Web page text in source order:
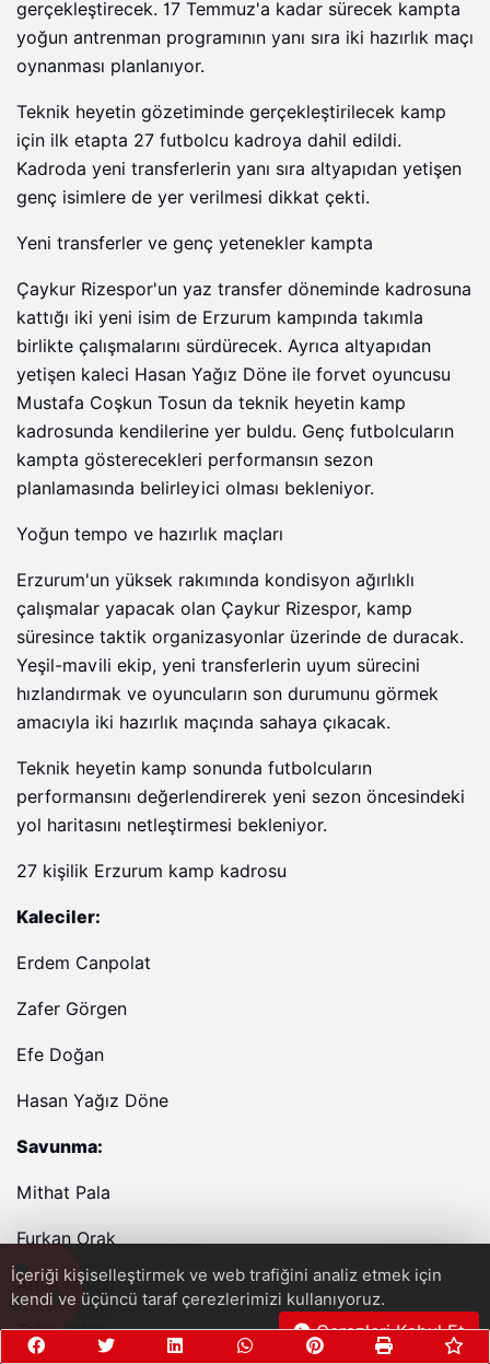
gerçekleştirecek. 17 Temmuz'a kadar sürecek kampta
yoğun antrenman programının yanı sıra iki hazırlık maçı
oynanması planlanıyor.
Teknik heyetin gözetiminde gerçekleştirilecek kamp
için ilk etapta 27 futbolcu kadroya dahil edildi.
Kadroda yeni transferlerin yanı sıra altyapıdan yetişen
genç isimlere de yer verilmesi dikkat çekti.
Yeni transferler ve genç yetenekler kampta
Çaykur Rizespor'un yaz transfer döneminde kadrosuna
kattığı iki yeni isim de Erzurum kampında takımla
birlikte çalışmalarını sürdürecek. Ayrıca altyapıdan
yetişen kaleci Hasan Yağız Döne ile forvet oyuncusu
Mustafa Coşkun Tosun da teknik heyetin kamp
kadrosunda kendilerine yer buldu. Genç futbolcuların
kampta gösterecekleri performansın sezon
planlamasında belirleyici olması bekleniyor.
Yoğun tempo ve hazırlık maçları
Erzurum'un yüksek rakımında kondisyon ağırlıklı
çalışmalar yapacak olan Çaykur Rizespor, kamp
süresince taktik organizasyonlar üzerinde de duracak.
Yeşil-mavili ekip, yeni transferlerin uyum sürecini
hızlandırmak ve oyuncuların son durumunu görmek
amacıyla iki hazırlık maçında sahaya çıkacak.
Teknik heyetin kamp sonunda futbolcuların
performansını değerlendirerek yeni sezon öncesindeki
yol haritasını netleştirmesi bekleniyor.
27 kişilik Erzurum kamp kadrosu
Kaleciler:
Erdem Canpolat
Zafer Görgen
Efe Doğan
Hasan Yağız Döne
Savunma:
Mithat Pala
Furkan Orak
Attila Mocsi
Taha Şahin
İçeriği kişiselleştirmek ve web trafiğini analiz etmek için
kendi ve üçüncü taraf çerezlerimizi kullanıyoruz.
Çerezleri Kabul Et